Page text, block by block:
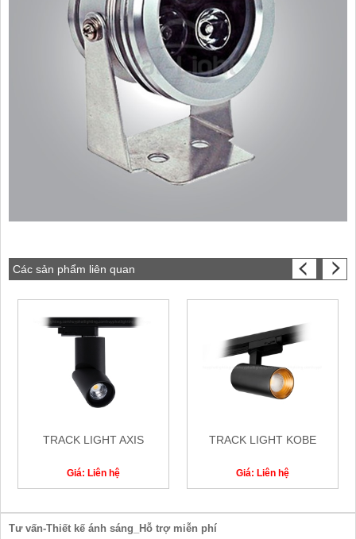
Các sản phẩm liên quan
TRACK LIGHT AXIS
Giá: Liên hệ
TRACK LIGHT KOBE
Giá: Liên hệ
Tư vấn-Thiết kế ánh sáng_Hỗ trợ miễn phí